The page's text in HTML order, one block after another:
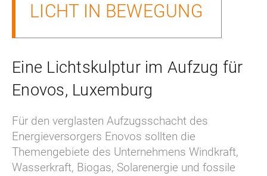
LICHT IN BEWEGUNG
Eine Lichtskulptur im Aufzug für
Enovos, Luxemburg
Für den verglasten Aufzugsschacht des
Energieversorgers Enovos sollten die
Themengebiete des Unternehmens Windkraft,
Wasserkraft, Biogas, Solarenergie und fossile